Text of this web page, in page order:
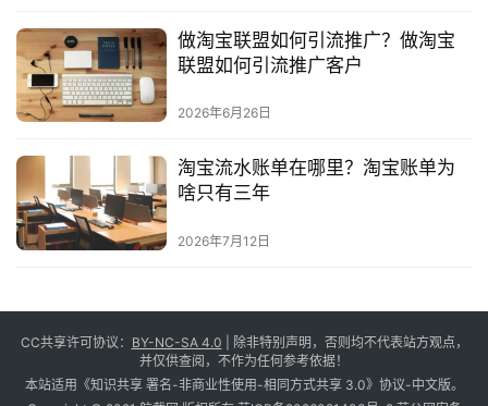
做淘宝联盟如何引流推广？做淘宝
联盟如何引流推广客户
2026年6月26日
淘宝流水账单在哪里？淘宝账单为
啥只有三年
2026年7月12日
CC共享许可协议： BY-NC-SA 4.0 | 除非特别声明，否则均不代表站方观点，
并仅供查阅，不作为任何参考依据！
本站适用《知识共享 署名-非商业性使用-相同方式共享 3.0》协议-中文版。